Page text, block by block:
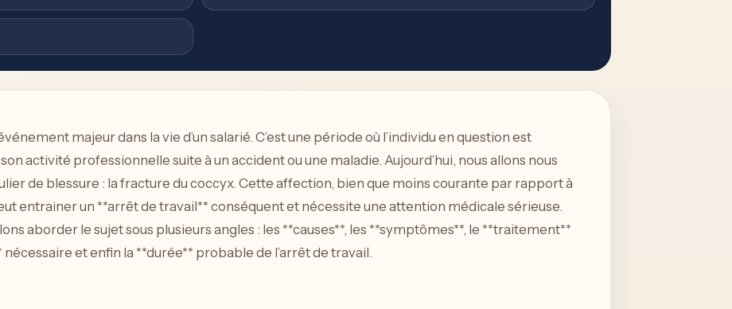
majeur dans la vie d’un salarié. C’est une période où l’individu en question est
activité professionnelle suite à un accident ou une maladie. Aujourd’hui, nous allons nous
de blessure : la fracture du coccyx. Cette affection, bien que moins courante par rapport à
entrainer un **arrêt de travail** conséquent et nécessite une attention médicale sérieuse.
aborder le sujet sous plusieurs angles : les **causes**, les **symptômes**, le **traitement**
et enfin la **durée** probable de l’arrêt de travail.